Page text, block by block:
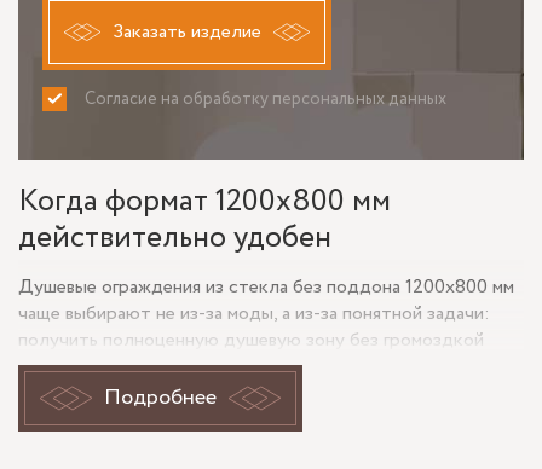
Заказать изделие
Согласие на обработку персональных данных
ПРИНИМАЮ НЕ ПРИНИМАЮ
Когда формат 1200х800 мм
действительно удобен
Душевые ограждения из стекла без поддона 1200х800 мм
чаще выбирают не из-за моды, а из-за понятной задачи:
получить полноценную душевую зону без громоздкой
чаши и визуально не перегрузить санузел. Размер 1200 на
800 мм комфортен для ежедневного использования, при
этом его проще вписать в прямоугольную нишу, угол или
Подробнее